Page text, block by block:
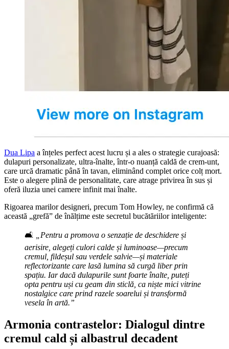
Dua Lipa a înțeles perfect acest lucru și a ales o strategie curajoasă:
dulapuri personalizate, ultra-înalte, într-o nuanță caldă de crem-unt,
care urcă dramatic până în tavan, eliminând complet orice colț mort.
Este o alegere plină de personalitate, care atrage privirea în sus și
oferă iluzia unei camere infinit mai înalte.
Rigoarea marilor designeri, precum Tom Howley, ne confirmă că
această „grefă” de înălțime este secretul bucătăriilor inteligente:
🛋️
„Pentru a promova o senzație de deschidere și
aerisire, alegeți culori calde și luminoase—precum
cremul, fildeșul sau verdele salvie—și materiale
reflectorizante care lasă lumina să curgă liber prin
spațiu. Iar dacă dulapurile sunt foarte înalte, puteți
opta pentru uși cu geam din sticlă, ca niște mici vitrine
nostalgice care prind razele soarelui și transformă
vesela în artă.”
Armonia contrastelor: Dialogul dintre
cremul cald și albastrul decadent